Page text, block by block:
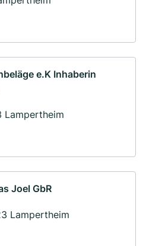
e.K Inhaberin
Lampertheim
Joel GbR
Lampertheim